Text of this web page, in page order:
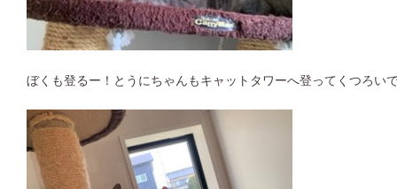
ぼくも登るー！とうにちゃんもキャットタワーへ登ってくつろい